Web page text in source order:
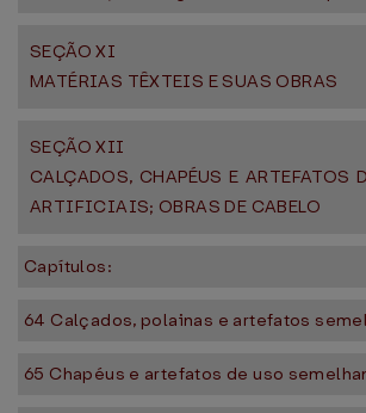
SEÇÃO XI
MATÉRIAS TÊXTEIS E SUAS OBRAS
SEÇÃO XII
CALÇADOS, CHAPÉUS E ARTEFATOS
ARTIFICIAIS; OBRAS DE CABELO
Capítulos:
64 Calçados, polainas e artefatos
65 Chapéus e artefatos de uso